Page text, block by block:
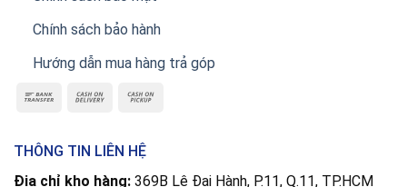
Chính sách bảo hành
Hướng dẫn mua hàng trả góp
THÔNG TIN LIÊN HỆ
Địa chỉ kho hàng: 369B Lê Đại Hành, P.11, Q.11, TP.HCM